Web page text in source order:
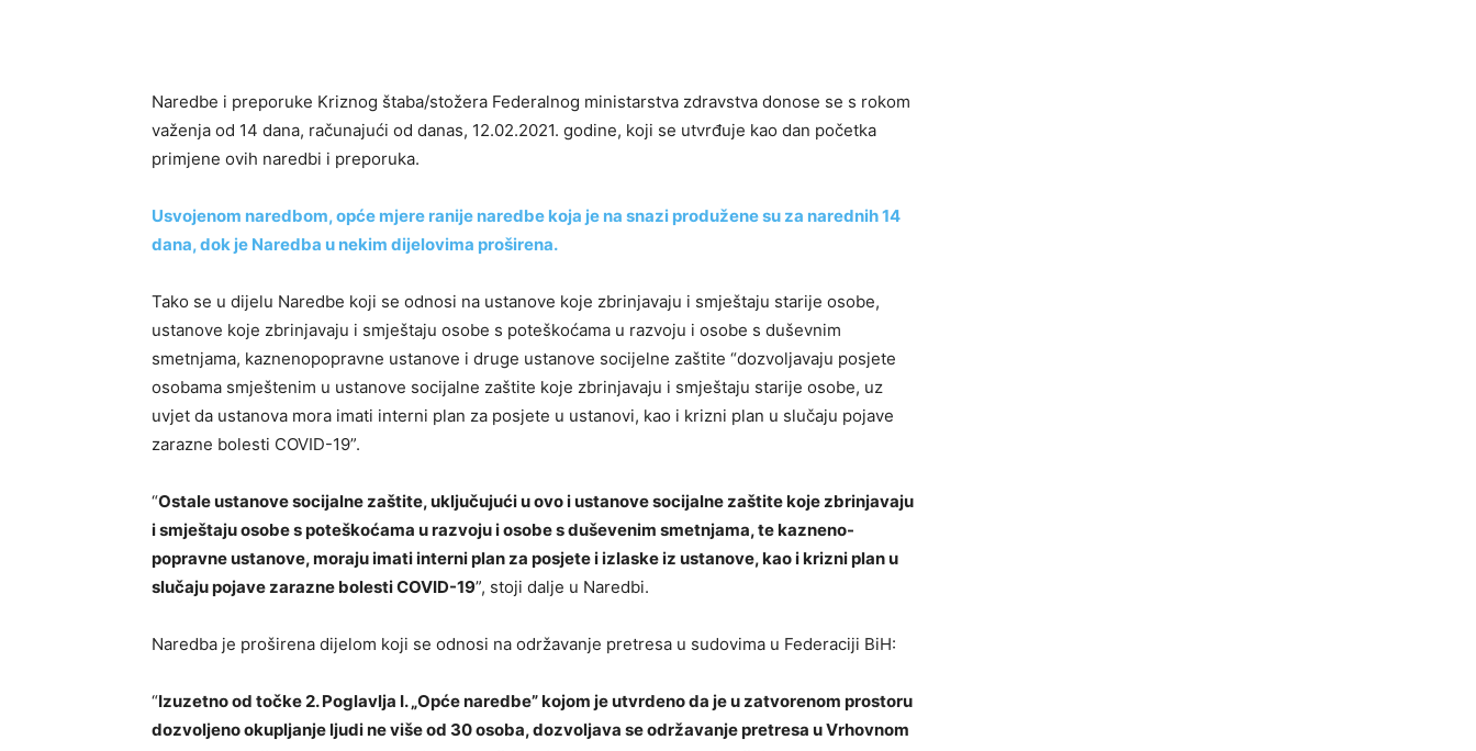
Naredbe i preporuke Kriznog štaba/stožera Federalnog ministarstva zdravstva donose se s rokom
važenja od 14 dana, računajući od danas, 12.02.2021. godine, koji se utvrđuje kao dan početka
primjene ovih naredbi i preporuka.
Usvojenom naredbom, opće mjere ranije naredbe koja je na snazi produžene su za narednih 14
dana, dok je Naredba u nekim dijelovima proširena.
Tako se u dijelu Naredbe koji se odnosi na ustanove koje zbrinjavaju i smještaju starije osobe,
ustanove koje zbrinjavaju i smještaju osobe s poteškoćama u razvoju i osobe s duševnim
smetnjama, kaznenopopravne ustanove i druge ustanove socijelne zaštite “dozvoljavaju posjete
osobama smještenim u ustanove socijalne zaštite koje zbrinjavaju i smještaju starije osobe, uz
uvjet da ustanova mora imati interni plan za posjete u ustanovi, kao i krizni plan u slučaju pojave
zarazne bolesti COVID-19”.
“Ostale ustanove socijalne zaštite, uključujući u ovo i ustanove socijalne zaštite koje zbrinjavaju
i smještaju osobe s poteškoćama u razvoju i osobe s duševenim smetnjama, te kazneno-
popravne ustanove, moraju imati interni plan za posjete i izlaske iz ustanove, kao i krizni plan u
slučaju pojave zarazne bolesti COVID-19”, stoji dalje u Naredbi.
Naredba je proširena dijelom koji se odnosi na održavanje pretresa u sudovima u Federaciji BiH:
“Izuzetno od točke 2. Poglavlja I. „Opće naredbe” kojom je utvrdeno da je u zatvorenom prostoru
dozvoljeno okupljanje ljudi ne više od 30 osoba, dozvoljava se održavanje pretresa u Vrhovnom